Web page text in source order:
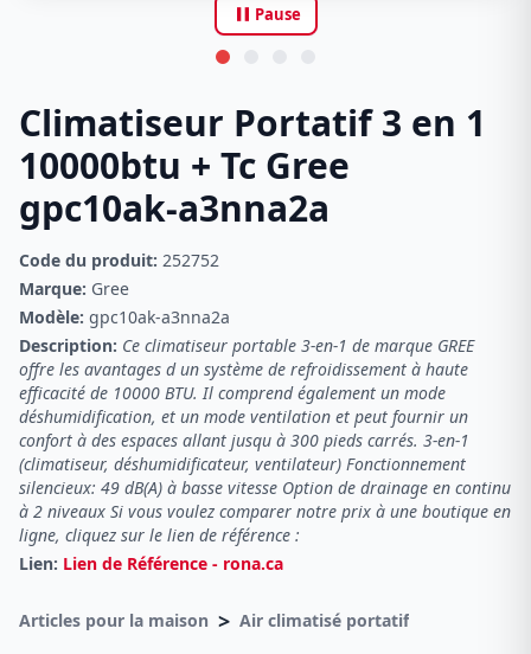
pause Pause
Climatiseur Portatif 3 en 1
10000btu + Tc Gree
gpc10ak-a3nna2a
Code du produit: 252752
Marque: Gree
Modèle: gpc10ak-a3nna2a
Description: Ce climatiseur portable 3-en-1 de marque GREE
offre les avantages d un système de refroidissement à haute
efficacité de 10000 BTU. Il comprend également un mode
déshumidification, et un mode ventilation et peut fournir un
confort à des espaces allant jusqu à 300 pieds carrés. 3-en-1
(climatiseur, déshumidificateur, ventilateur) Fonctionnement
silencieux: 49 dB(A) à basse vitesse Option de drainage en continu
à 2 niveaux Si vous voulez comparer notre prix à une boutique en
ligne, cliquez sur le lien de référence :
Lien: Lien de Référence - rona.ca
Articles pour la maison > Air climatisé portatif